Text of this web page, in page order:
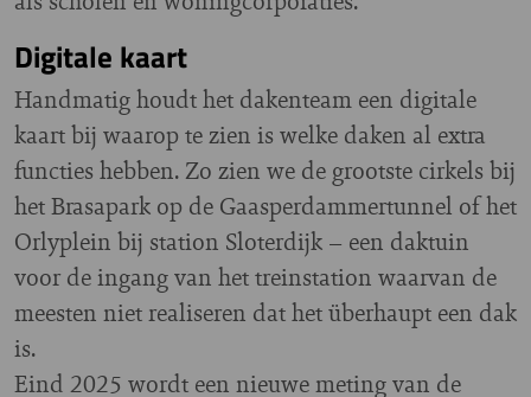
Digitale kaart
Handmatig houdt het dakenteam een digitale
kaart bij waarop te zien is welke daken al extra
functies hebben. Zo zien we de grootste cirkels bij
het Brasapark op de Gaasperdammertunnel of het
Orlyplein bij station Sloterdijk – een daktuin
voor de ingang van het treinstation waarvan de
meesten niet realiseren dat het überhaupt een dak
is.
Eind 2025 wordt een nieuwe meting van de